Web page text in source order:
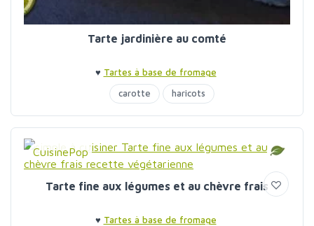
Tarte jardinière au comté
♥ Tartes à base de fromage
carotte
haricots
CuisinePop
Tarte fine aux légumes et au chèvre frais
♥ Tartes à base de fromage